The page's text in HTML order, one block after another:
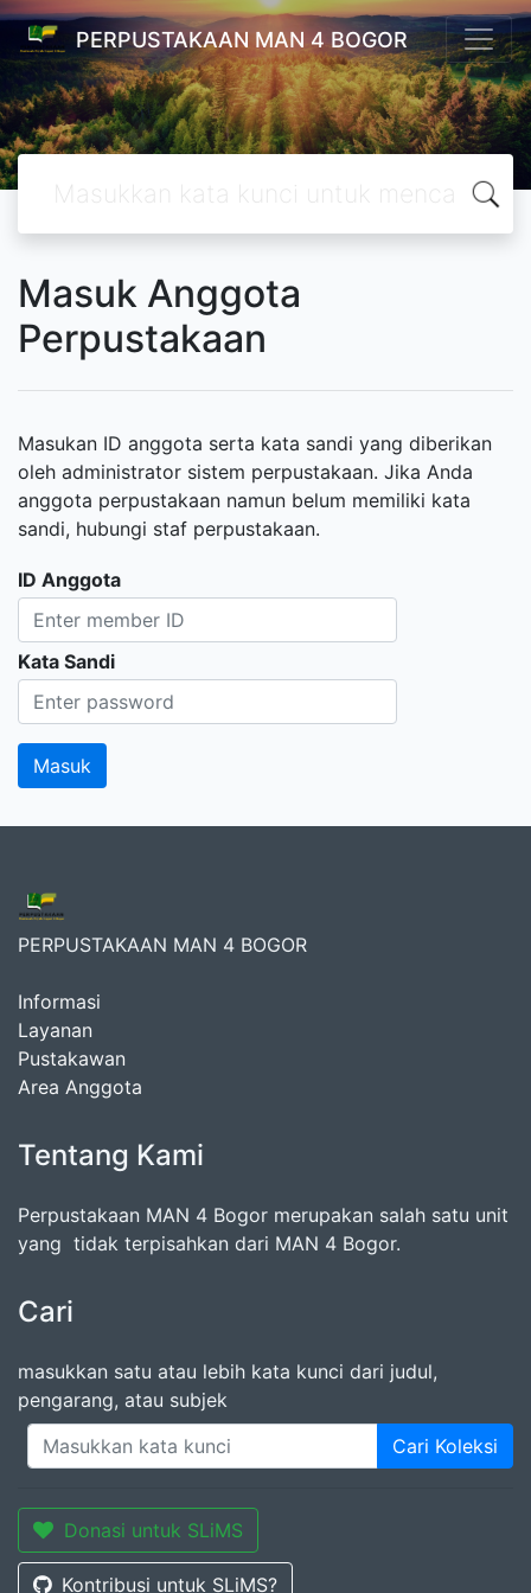
PERPUSTAKAAN MAN 4 BOGOR
Masuk Anggota
Perpustakaan
Masukan ID anggota serta kata sandi yang diberikan
oleh administrator sistem perpustakaan. Jika Anda
anggota perpustakaan namun belum memiliki kata
sandi, hubungi staf perpustakaan.
ID Anggota
Kata Sandi
PERPUSTAKAAN MAN 4 BOGOR
Informasi
Layanan
Pustakawan
Area Anggota
Tentang Kami
Perpustakaan MAN 4 Bogor merupakan salah satu unit
yang tidak terpisahkan dari MAN 4 Bogor.
Cari
masukkan satu atau lebih kata kunci dari judul,
pengarang, atau subjek
Cari Koleksi
Donasi untuk SLiMS
Kontribusi untuk SLiMS?